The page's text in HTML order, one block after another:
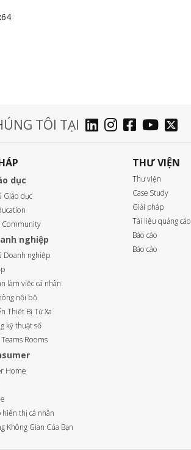
TÔI TẠI
dục
Giáo dục
Community
nghiệp
Doanh nghiệp
làm việc cá nhân
nội bộ
Thiết Bị Từ Xa
kỹ thuật số
Rooms
Home
hiển thị cá nhân
Không Gian Của Bạn
THƯ VIỆN
Thư viện
Case Study
Giải pháp
Tài liệu quảng cáo
Báo cáo
Báo cáo